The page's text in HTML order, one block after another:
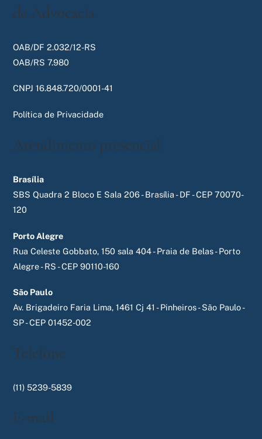
de Advocacia
OAB/DF 2.032/12-RS
OAB/RS 7.980
CNPJ 16.848.720/0001-41
Política de Privacidade
Atendimento presencial
Brasília
SBS Quadra 2 Bloco E Sala 206 - Brasília - DF - CEP 70070-
120
Porto Alegre
Rua Celeste Gobbato, 150 sala 404 - Praia de Belas - Porto
Alegre - RS - CEP 90110-160
São Paulo
Av. Brigadeiro Faria Lima, 1461 Cj 41 - Pinheiros - São Paulo -
SP - CEP 01452-002
Telefone
(11) 5239-5839
E-mail